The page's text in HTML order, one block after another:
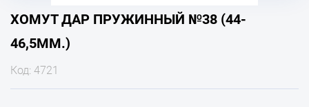
ХОМУТ ДАР ПРУЖИННЫЙ №38 (44-
46,5ММ.)
Код: 4721